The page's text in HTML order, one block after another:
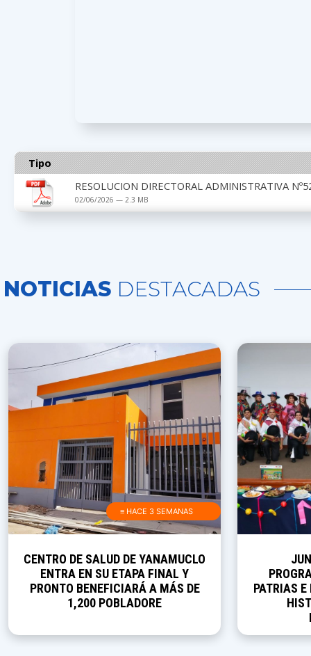
Tipo
RESOLUCION DIRECTORAL ADMINISTRATIVA
02/06/2026 — 2.3 MB
NOTICIAS DESTACADAS
≡ HACE 3 SEMANAS
CENTRO DE SALUD DE YANAMUCLO
ENTRA EN SU ETAPA FINAL Y
PRONTO BENEFICIARÁ A MÁS DE
1,200 POBLADORE
PATRIAS